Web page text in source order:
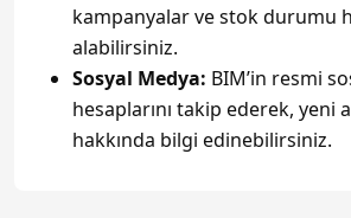
kampanyalar ve stok durumu
alabilirsiniz.
Sosyal Medya: BIM’in resmi
hesaplarını takip ederek, yeni
hakkında bilgi edinebilirsiniz.